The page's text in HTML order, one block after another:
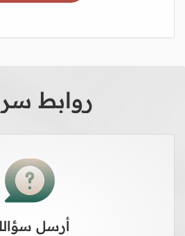
روابط
أرسل